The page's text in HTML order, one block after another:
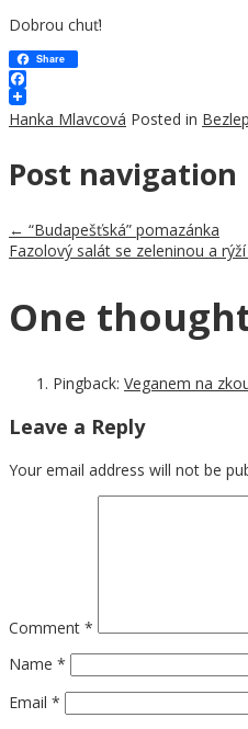
Dobrou chuť!
Share
Facebook
Hanka Mlavcová Posted in
Post navigation
← “Budapešťská” pomazánka
Fazolový salát se zeleninou a rýží
One
Pingback: Veganem na
Leave a Reply
Your email address will not be
Comment *
Name *
Email *